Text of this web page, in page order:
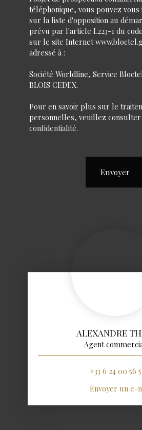
téléphonique, vous pouvez
sur la liste d'opposition au
prévu par l'article L223-1 du
sur le site Internet
adressé à :
Société Worldline, Service
BLOIS CEDEX.
Pour en savoir plus sur le
personnelles, veuillez
confidentialité.
Envoyer
ALEXANDRE
Agent
+33 6 24 00 56
Envoyer un e-